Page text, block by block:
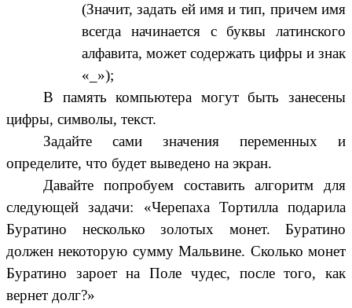
(Значит, задать ей имя и тип, причем имя
всегда начинается с буквы латинского
алфавита, может содержать цифры и знак
«_»);
В память компьютера могут быть занесены
цифры, символы, текст.
Задайте сами значения переменных и
определите, что будет выведено на экран.
Давайте попробуем составить алгоритм для
следующей задачи: «Черепаха Тортилла подарила
Буратино несколько золотых монет. Буратино
должен некоторую сумму Мальвине. Сколько монет
Буратино зароет на Поле чудес, после того, как
вернет долг?»